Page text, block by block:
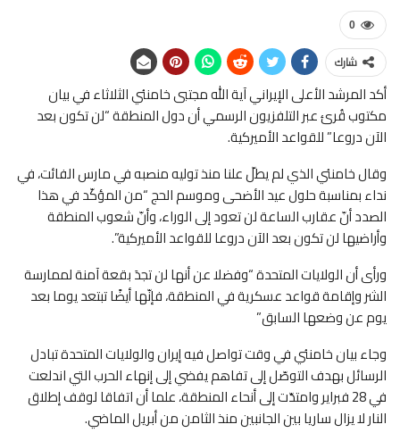
0
شارك
أكد المرشد الأعلى الإيراني آية الله مجتبى خامنئي الثلاثاء في بيان
مكتوب قُرئ عبر التلفزيون الرسمي أن دول المنطقة “لن تكون بعد
الآن دروعا” للقواعد الأميركية.
وقال خامنئي الذي لم يطلّ علنا منذ توليه منصبه في مارس الفائت، في
نداء بمناسبة حلول عيد الأضحى وموسم الحج “من المؤكّد في هذا
الصدد أنّ عقارب الساعة لن تعود إلى الوراء، وأنّ شعوب المنطقة
وأراضيها لن تكون بعد الآن دروعا للقواعد الأميركية”.
ورأى أن الولايات المتحدة “وفضلا عن أنها لن تجدَ بقعة آمنة لممارسة
الشر وإقامة قواعد عسكرية في المنطقة، فإنّها أيضًا تبتعد يوما بعد
يوم عن وضعها السابق”
وجاء بيان خامنئي في وقت تواصل فيه إيران والولايات المتحدة تبادل
الرسائل بهدف التوصّل إلى تفاهم يفضي إلى إنهاء الحرب التي اندلعت
في 28 فبراير وامتدّت إلى أنحاء المنطقة، علما أن اتفاقا لوقف إطلاق
النار لا يزال ساريا بين الجانبين منذ الثامن من أبريل الماضي.